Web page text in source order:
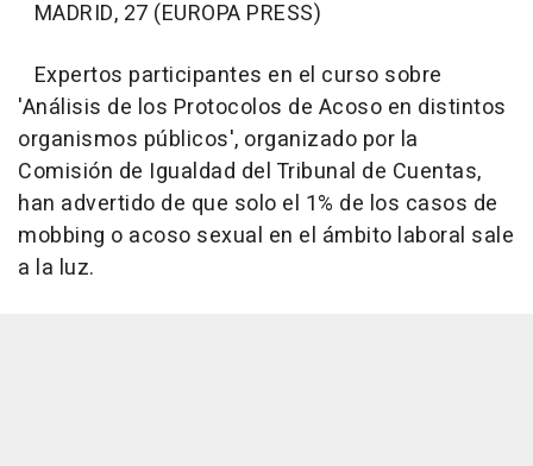
MADRID, 27 (EUROPA PRESS)
Expertos participantes en el curso sobre
'Análisis de los Protocolos de Acoso en distintos
organismos públicos', organizado por la
Comisión de Igualdad del Tribunal de Cuentas,
han advertido de que solo el 1% de los casos de
mobbing o acoso sexual en el ámbito laboral sale
a la luz.